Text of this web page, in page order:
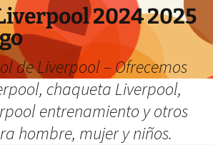
2024 2025
de Liverpool – Ofrecemos
chaqueta Liverpool,
entrenamiento y otros
hombre, mujer y niños.